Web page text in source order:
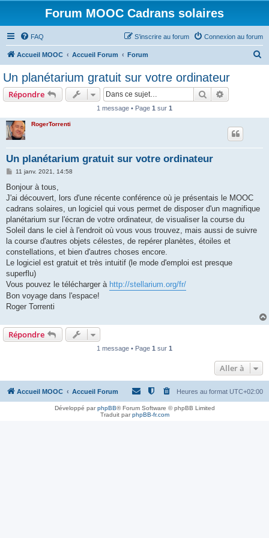
Forum MOOC Cadrans solaires
FAQ Connexion au forum
S’inscrire au forum
Accueil MOOC Accueil Forum Forum
Un planétarium gratuit sur votre ordinateur
Répondre Rechercher
1 message • Page 1 sur 1
RogerTorrenti
Un planétarium gratuit sur votre ordinateur
M
s
a
g
11 janv. 2021, 14:58
Bonjour à tous,
J'ai découvert, lors d'une récente conférence où je présentais le MOOC
cadrans solaires, un logiciel qui vous permet de disposer d'un magnifique
planétarium sur l'écran de votre ordinateur, de visualiser la course du
Soleil dans le ciel à l'endroit où vous vous trouvez, mais aussi de suivre
la course d'autres objets célestes, de repérer planètes, étoiles et
constellations, et bien d'autres choses encore.
Le logiciel est gratuit et très intuitif (le mode d'emploi est presque
superflu)
Vous pouvez le télécharger à http://stellarium.org/fr/
Bon voyage dans l'espace!
Roger Torrenti
Répondre
1 message • Page 1 sur 1
Aller à
Accueil MOOC Accueil Forum Heures au format UTC+02:00
Développé parphpBB® Forum Software © phpBB Limited
Traduit parphpBB-fr.com